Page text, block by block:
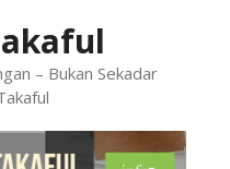
– Bukan Sekadar